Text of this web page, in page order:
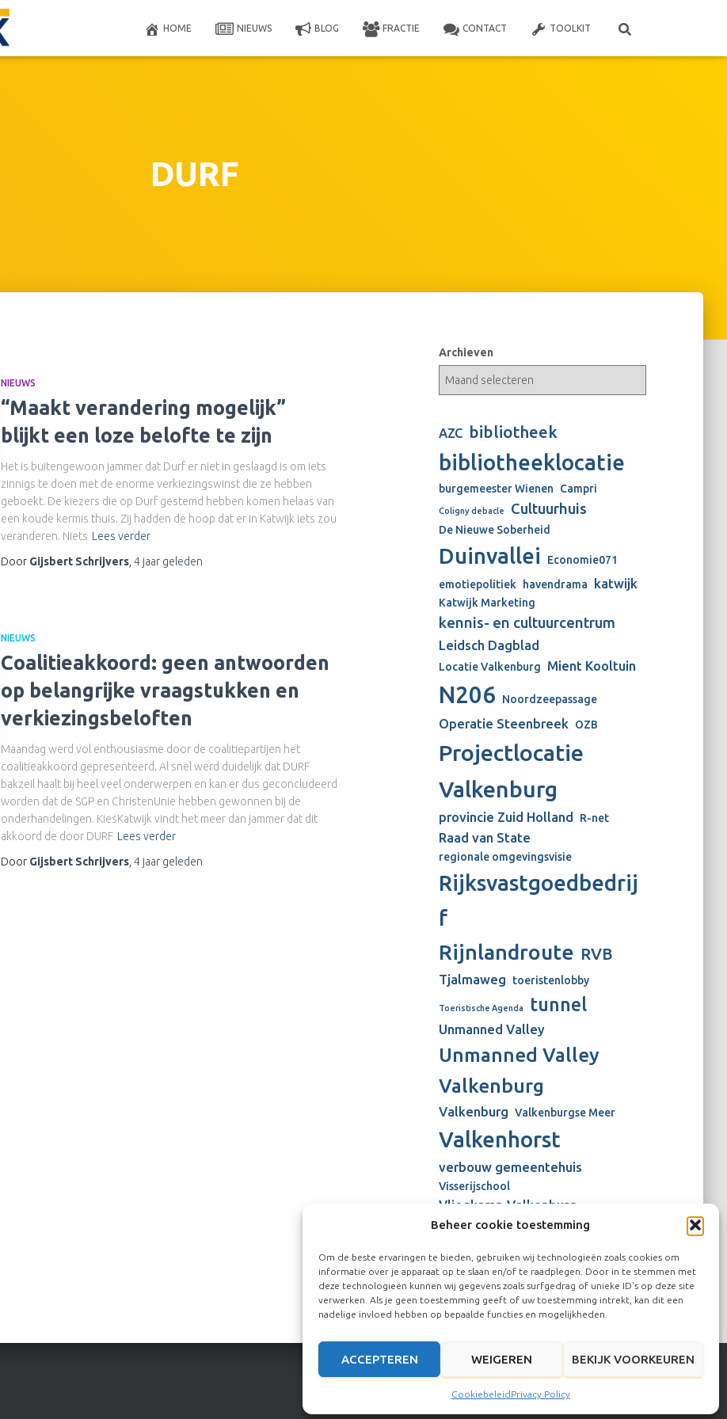
Beheer cookie toestemming
Om de beste ervaringen te bieden, gebruiken wij technologieën zoals cookies om
informatie over je apparaat op te slaan en/of te raadplegen. Door in te stemmen met
deze technologieën kunnen wij gegevens zoals surfgedrag of unieke ID's op deze site
verwerken. Als je geen toestemming geeft of uw toestemming intrekt, kan dit een
nadelige invloed hebben op bepaalde functies en mogelijkheden.
ACCEPTEREN WEIGEREN BEKIJK VOORKEUREN
CookiebeleidPrivacy Policy
HOME NIEUWS BLOG FRACTIE CONTACT TOOLKIT
DURF
NIEUWS
“Maakt verandering mogelijk”
blijkt een loze belofte te zijn
Het is buitengewoon jammer dat Durf er niet in geslaagd is om iets
zinnigs te doen met de enorme verkiezingswinst die ze hebben
geboekt. De kiezers die op Durf gestemd hebben komen helaas van
een koude kermis thuis. Zij hadden de hoop dat er in Katwijk iets zou
veranderen. Niets Lees verder
Door Gijsbert Schrijvers 4 jaar geleden
NIEUWS
Coalitieakkoord: geen antwoorden
op belangrijke vraagstukken en
verkiezingsbeloften
Maandag werd vol enthousiasme door de coalitiepartijen het
coalitieakkoord gepresenteerd. Al snel werd duidelijk dat DURF
bakzeil haalt bij heel veel onderwerpen en kan er dus geconcludeerd
worden dat de SGP en ChristenUnie hebben gewonnen bij de
onderhandelingen. KiesKatwijk vindt het meer dan jammer dat dit
akkoord de door DURF Lees verder
Door Gijsbert Schrijvers 4 jaar geleden
Archieven
AZC bibliotheek
bibliotheeklocatie
burgemeester Wienen Campri
Coligny debacle Cultuurhuis
De Nieuwe Soberheid
Duinvallei
Economie071
emotiepolitiek
havendrama katwijk
Katwijk Marketing
kennis- en cultuurcentrum
Leidsch Dagblad
Locatie Valkenburg Mient Kooltuin
N206 Noordzeepassage
Operatie Steenbreek OZB
Projectlocatie
Valkenburg
provincie Zuid Holland R-net
Raad van State
regionale omgevingsvisie
Rijksvastgoedbedrij
f
Rijnlandroute RVB
Tjalmaweg toeristenlobby
Toeristische Agenda tunnel
Unmanned Valley
Unmanned Valley
Valkenburg
Valkenburg Valkenburgse Meer
Valkenhorst
verbouw gemeentehuis
Visserijschool
Vliegkamp Valkenburg
Vliegveld Valkenburg Wienen-tijdperk